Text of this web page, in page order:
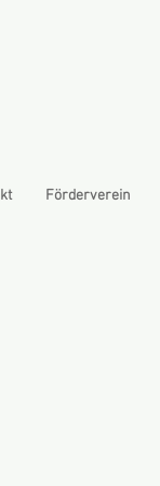
Förderverein